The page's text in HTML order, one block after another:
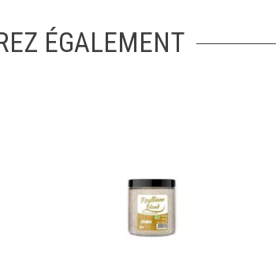
ÉGALEMENT